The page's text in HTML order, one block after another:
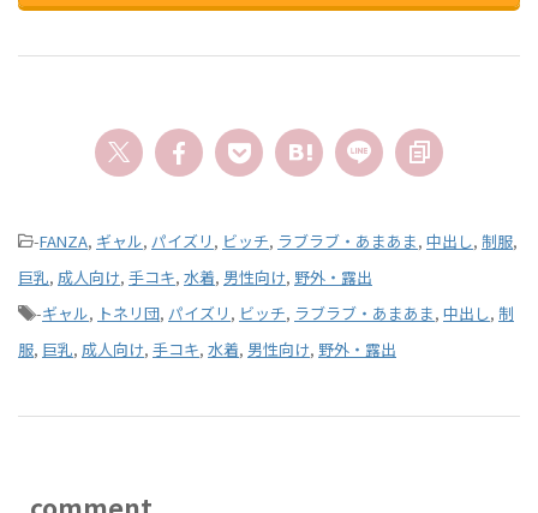
-FANZA, ギャル, パイズリ , ビッチ, ラブラブ・あまあま, 中出し, 制服,
巨乳, 成人向け, 手コキ, 水着, 男性向け, 野外・露出
-ギャル, トネリ団, パイズリ , ビッチ, ラブラブ・あまあま, 中出し, 制
服, 巨乳, 成人向け, 手コキ, 水着, 男性向け, 野外・露出